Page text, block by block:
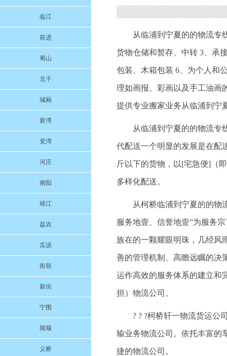
临江
前进
蜀山
北干
城厢
新湾
党湾
河庄
南阳
靖江
益农
瓜沥
衙前
新街
宁围
闻堰
义桥
从临浦到宁夏的的物流专
货物仓储和暂存、中转 3、承
包装、木箱包装 6、为个人和
理如画报、彩画以及手工油画
提供专业搬家业务从临浦到宁
从临浦到宁夏的的物流专
代配送一个明显的发展是在配
斤以下的货物，以[宅急便]（
多样化配送。
从柯桥临浦到宁夏的的物
服务地壹、信誉地壹”为服务
族在的一颗耀眼明珠，几经风
善的管理机制、高瞻远瞩的决
运作高效的服务体系的建立和
担）物流公司。
? ? ?柯桥轩一物流货运公
输业务物流公司。依托丰富的
捷的物流公司。